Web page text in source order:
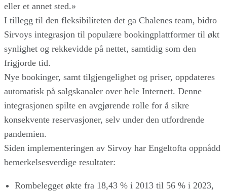
eller et annet sted.»
I tillegg til den fleksibiliteten det ga Chalenes team, bidro
Sirvoys integrasjon til populære bookingplattformer til økt
synlighet og rekkevidde på nettet, samtidig som den
frigjorde tid.
Nye bookinger, samt tilgjengelighet og priser, oppdateres
automatisk på salgskanaler over hele Internett. Denne
integrasjonen spilte en avgjørende rolle for å sikre
konsekvente reservasjoner, selv under den utfordrende
pandemien.
Siden implementeringen av Sirvoy har Engeltofta oppnådd
bemerkelsesverdige resultater:
Rombelegget økte fra 18,43 % i 2013 til 56 % i 2023,